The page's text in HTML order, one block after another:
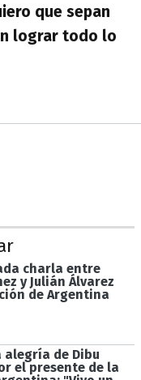
que sepan
lograr todo lo
charla entre
y Julián Álvarez
de Argentina
alegría de Dibu
el presente de la